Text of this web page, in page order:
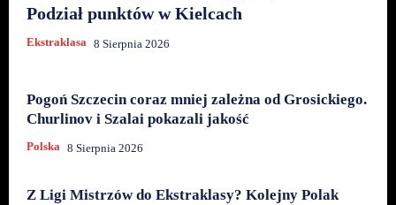
Podział punktów w Kielcach
Ekstraklasa 8 Sierpnia 2026
Pogoń Szczecin coraz mniej zależna od Grosickiego.
Churlinov i Szalai pokazali jakość
Polska 8 Sierpnia 2026
Z Ligi Mistrzów do Ekstraklasy? Kolejny Polak